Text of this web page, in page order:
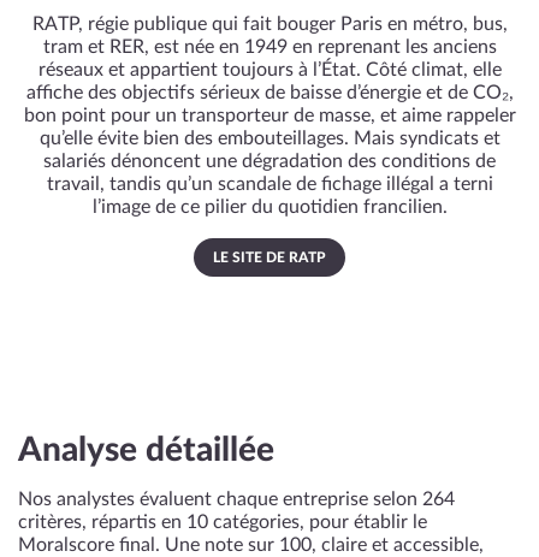
RATP, régie publique qui fait bouger Paris en métro, bus,
tram et RER, est née en 1949 en reprenant les anciens
réseaux et appartient toujours à l’État. Côté climat, elle
affiche des objectifs sérieux de baisse d’énergie et de CO₂,
bon point pour un transporteur de masse, et aime rappeler
qu’elle évite bien des embouteillages. Mais syndicats et
salariés dénoncent une dégradation des conditions de
travail, tandis qu’un scandale de fichage illégal a terni
l’image de ce pilier du quotidien francilien.
LE SITE DE RATP
Analyse détaillée
Nos analystes évaluent chaque entreprise selon 264
critères, répartis en 10 catégories, pour établir le
Moralscore final. Une note sur 100, claire et accessible,